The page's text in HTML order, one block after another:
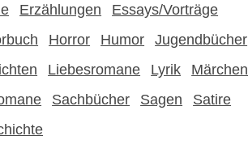
Erzählungen
Essays/Vorträge
Horror Humor
Jugendbücher
Liebesromane Lyrik
Märchen
Sachbücher Sagen
Satire